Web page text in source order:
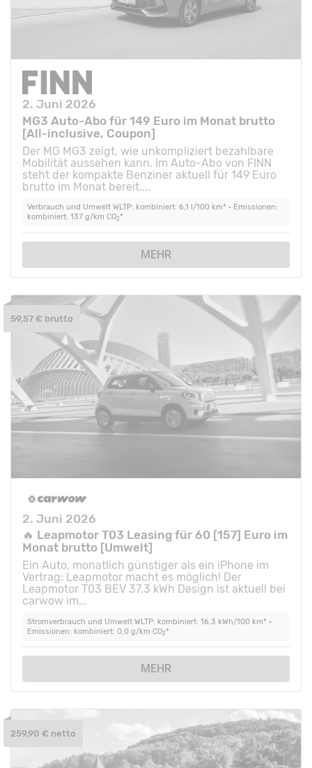
2. Juni 2026
MG3 Auto-Abo für 149 Euro im Monat brutto
[All-inclusive, Coupon]
Der MG MG3 zeigt, wie unkompliziert bezahlbare
Mobilität aussehen kann. Im Auto-Abo von FINN
steht der kompakte Benziner aktuell für 149 Euro
brutto im Monat bereit....
Verbrauch und Umwelt WLTP: kombiniert: 6,1 l/100 km* • Emissionen:
kombiniert: 137 g/km CO2*
MEHR
2. Juni 2026
🔥 Leapmotor T03 Leasing für 60 [157] Euro im
Monat brutto [Umwelt]
Ein Auto, monatlich günstiger als ein iPhone im
Vertrag: Leapmotor macht es möglich! Der
Leapmotor T03 BEV 37,3 kWh Design ist aktuell bei
carwow im...
Stromverbrauch und Umwelt WLTP: kombiniert: 16,3 kWh/100 km* •
Emissionen: kombiniert: 0,0 g/km CO2*
MEHR
59,57 € brutto
259,90 € netto